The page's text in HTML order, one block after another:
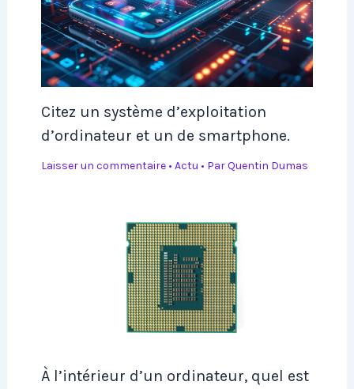
Citez un système d’exploitation
d’ordinateur et un de smartphone.
Laisser un commentaire • Actu • ParQuentin Dumas
À l’intérieur d’un ordinateur, quel est